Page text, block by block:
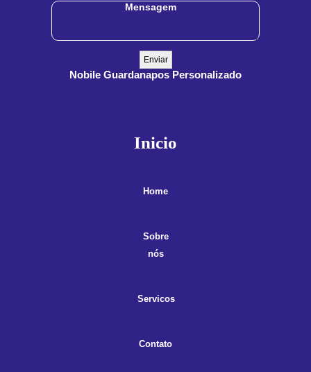
Nobile Guardanapos Personalizado
Inicio
Home
Sobre
nós
Servicos
Contato